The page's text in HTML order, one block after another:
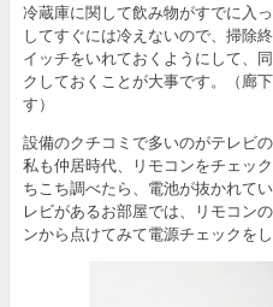
冷蔵庫に関して飲み物がすでに入
してすぐには冷えないので、掃除
イッチをいれておくようにして、
クしておくことが大事です。（廊
す）
設備のクチコミで多いのがテレビ
私も仲居時代、リモコンをチェッ
ちこち調べたら、電池が抜かれて
レビがあるお部屋では、リモコン
ンから点けてみて電源チェックをし